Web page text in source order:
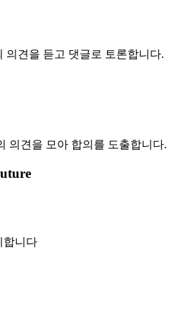
의견을 듣고 댓글로 토론합니다.
의견을 모아 합의를 도출합니다.
합니다